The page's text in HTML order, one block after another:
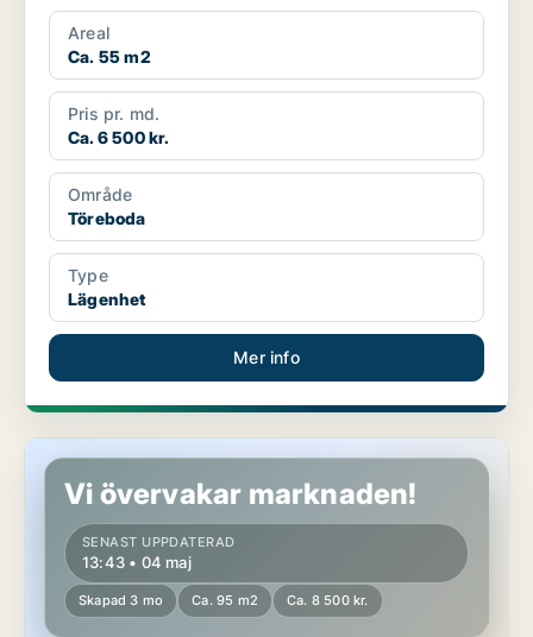
Areal
Ca. 55 m2
Pris pr. md.
Ca. 6 500 kr.
Område
Töreboda
Type
Lägenhet
Mer info
Lägenhet i Töreboda
Vi övervakar marknaden!
SENAST UPPDATERAD
13:43 • 04 maj
Skapad 3 mo Ca. 95 m2 Ca. 8 500 kr.